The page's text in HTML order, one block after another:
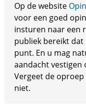
Op de website
voor een goed
insturen naar een
publiek bereikt
punt. En u mag
aandacht vestigen
Vergeet de
niet.